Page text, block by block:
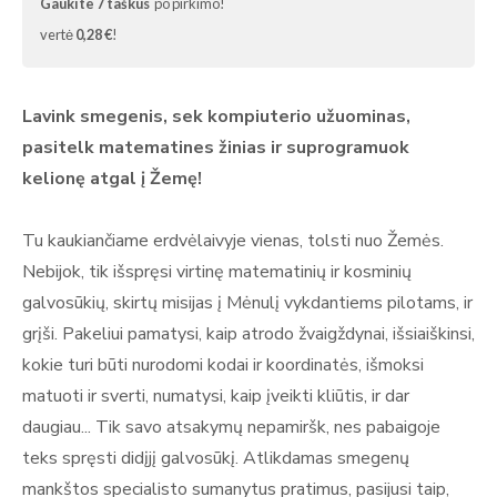
vertė0,28 €!
Lavink smegenis, sek kompiuterio užuominas,
pasitelk matematines žinias ir suprogramuok
kelionę atgal į Žemę!
Tu kaukiančiame erdvėlaivyje vienas, tolsti nuo Žemės.
Nebijok, tik išspręsi virtinę matematinių ir kosminių
galvosūkių, skirtų misijas į Mėnulį vykdantiems pilotams, ir
grįši. Pakeliui pamatysi, kaip atrodo žvaigždynai, išsiaiškinsi,
kokie turi būti nurodomi kodai ir koordinatės, išmoksi
matuoti ir sverti, numatysi, kaip įveikti kliūtis, ir dar
daugiau... Tik savo atsakymų nepamiršk, nes pabaigoje
teks spręsti didįjį galvosūkį. Atlikdamas smegenų
mankštos specialisto sumanytus pratimus, pasijusi taip,